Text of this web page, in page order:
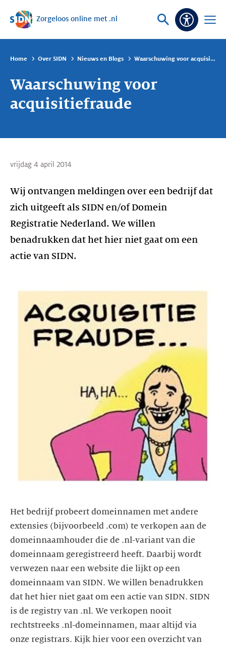
Sla navigatie over
Zorgeloos online met .nl
Vraag
Open
Home Over SIDN Nieuws en Blogs Waarschuwing voor acquisitiefraude
Waarschuwing voor
acquisitiefraude
vrijdag 4 april 2014
Wij ontvangen meldingen over een bedrijf dat
zich uitgeeft als SIDN en/of Domein
Registratie Nederland. We willen
benadrukken dat het hier niet gaat om een
actie van SIDN.
Het bedrijf probeert domeinnamen met andere
extensies (bijvoorbeeld .com) te verkopen aan de
domeinnaamhouder die de .nl-variant van die
domeinnaam geregistreerd heeft. Daarbij wordt
verwezen naar een website die lijkt op een
domeinnaam van SIDN. We willen benadrukken
dat het hier niet gaat om een actie van SIDN. SIDN
is de registry van .nl. We verkopen nooit
rechtstreeks .nl-domeinnamen, maar altijd via
onze registrars. Kijk hier voor een overzicht van